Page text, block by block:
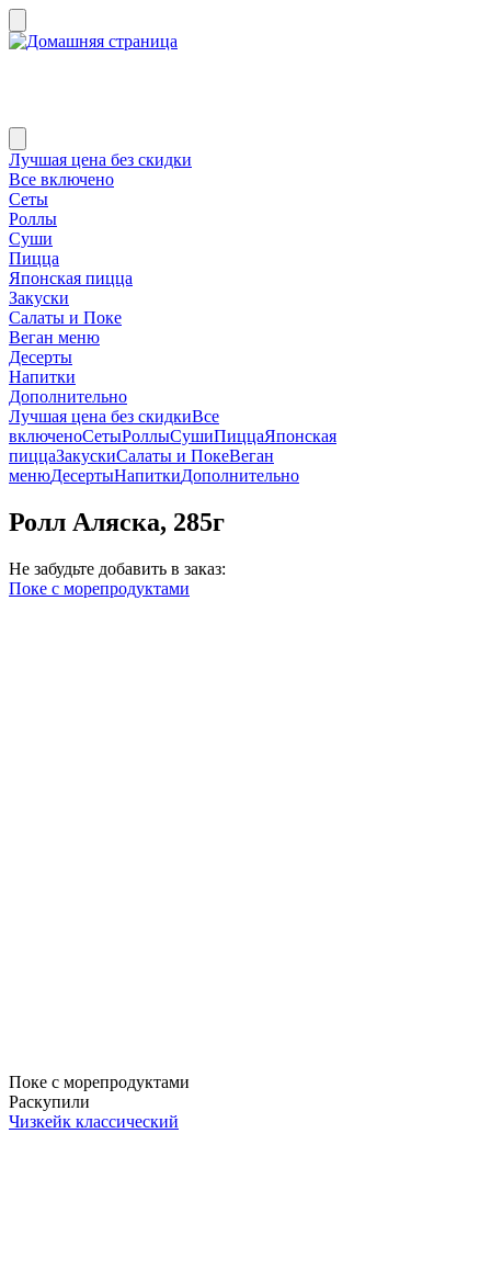
Лучшая цена без скидки
Все включено
Сеты
Роллы
Суши
Пицца
Японская пицца
Закуски
Салаты и Поке
Веган меню
Десерты
Напитки
Дополнительно
Лучшая цена без скидкиВсе
включеноСетыРоллыСушиПиццаЯпонская
пиццаЗакускиСалаты и ПокеВеган
менюДесертыНапиткиДополнительно
Ролл Аляска, 285г
Не забудьте добавить в заказ:
Поке с морепродуктами
Поке с морепродуктами
Раскупили
Чизкейк классический